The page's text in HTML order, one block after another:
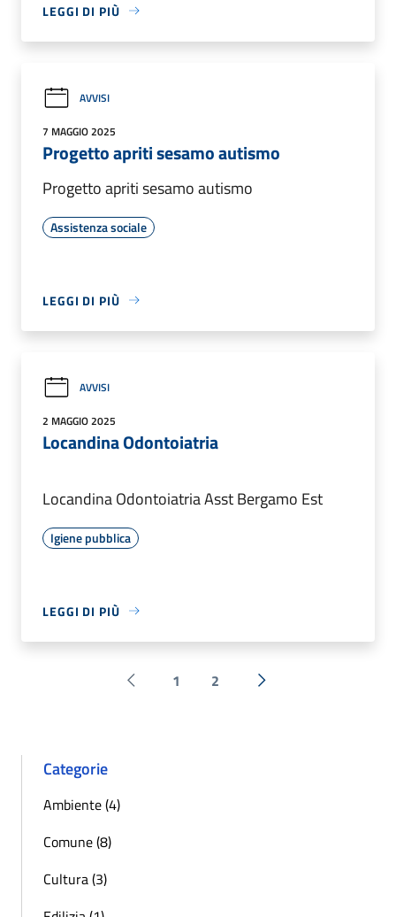
LEGGI DI PIÙ
AVVISI
7 MAGGIO 2025
Progetto apriti sesamo autismo
Progetto apriti sesamo autismo
Assistenza sociale
LEGGI DI PIÙ
AVVISI
2 MAGGIO 2025
Locandina Odontoiatria
Locandina Odontoiatria Asst Bergamo Est
Igiene pubblica
LEGGI DI PIÙ
Pagina precedente
1 2 Successiva »
Categorie
Ambiente (4)
Comune (8)
Cultura (3)